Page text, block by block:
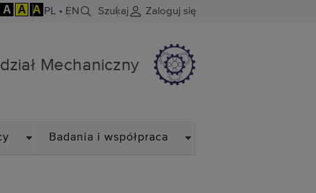
A A A PL • EN Szukaj Zaloguj się
Mechaniczny
Badania i współpraca